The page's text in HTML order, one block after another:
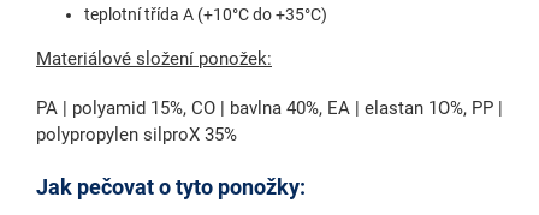
teplotní třída A (+10°C do +35°C)
Materiálové složení ponožek:
PA | polyamid 15%, CO | bavlna 40%, EA | elastan 1O%, PP |
polypropylen silproX 35%
Jak pečovat o tyto ponožky: